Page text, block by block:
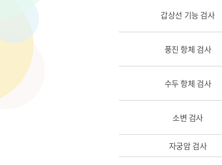
갑상선 기능 검사
풍진 항체 검사
수두 항체 검사
소변 검사
자궁암 검사